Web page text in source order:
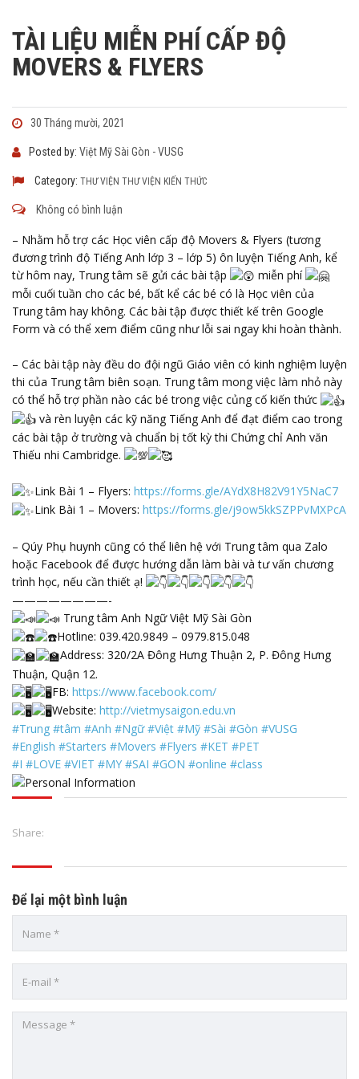
TÀI LIỆU MIỄN PHÍ CẤP ĐỘ
MOVERS & FLYERS
30 Tháng mười, 2021
Posted by: Việt Mỹ Sài Gòn - VUSG
Category: THƯ VIỆN THƯ VIỆN KIẾN THỨC
Không có bình luận
– Nhằm hỗ trợ các Học viên cấp độ Movers & Flyers (tương
đương trình độ Tiếng Anh lớp 3 – lớp 5) ôn luyện Tiếng Anh, kể
từ hôm nay, Trung tâm sẽ gửi các bài tập
miễn phí
mỗi cuối tuần cho các bé, bất kể các bé có là Học viên của
Trung tâm hay không. Các bài tập được thiết kế trên Google
Form và có thể xem điểm cũng như lỗi sai ngay khi hoàn thành.
– Các bài tập này đều do đội ngũ Giáo viên có kinh nghiệm luyện
thi của Trung tâm biên soạn. Trung tâm mong việc làm nhỏ này
có thể hỗ trợ phần nào các bé trong việc củng cố kiến thức
và rèn luyện các kỹ năng Tiếng Anh để đạt điểm cao trong
các bài tập ở trường và chuẩn bị tốt kỳ thi Chứng chỉ Anh văn
Thiếu nhi Cambridge.
Link Bài 1 – Flyers: https://forms.gle/AYdX8H82V91Y5NaC7
Link Bài 1 – Movers: https://forms.gle/j9ow5kkSZPPvMXPcA
– Qúy Phụ huynh cũng có thể liên hệ với Trung tâm qua Zalo
hoặc Facebook để được hướng dẫn làm bài và tư vấn chương
trình học, nếu cần thiết ạ!
————————-
Trung tâm Anh Ngữ Việt Mỹ Sài Gòn
Hotline: 039.420.9849 – 0979.815.048
Address: 320/2A Đông Hưng Thuận 2, P. Đông Hưng
Thuận, Quận 12.
FB: https://www.facebook.com/
Website: http://vietmysaigon.edu.vn
#Trung #tâm #Anh #Ngữ #Việt #Mỹ #Sài #Gòn #VUSG
#English #Starters #Movers #Flyers #KET #PET
#I #LOVE #VIET #MY #SAI #GON #online #class
Share:
Để lại một bình luận